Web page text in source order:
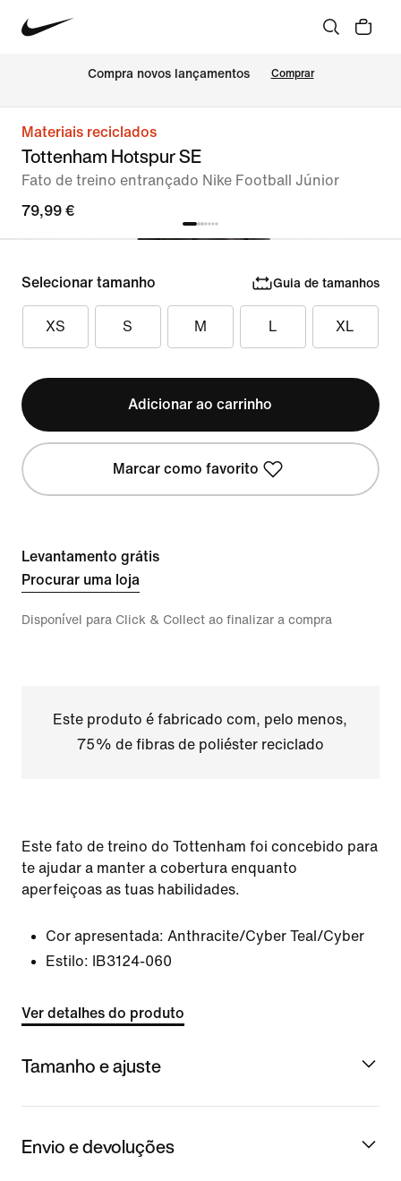
Compra novos lançamentos Comprar
Materiais reciclados
Tottenham Hotspur SE
Fato de treino entrançado Nike Football Júnior
79,99 €
Selecionar tamanho Guia de tamanhos
XS S M L XL
Adicionar ao carrinho
Marcar como favorito
Levantamento grátis
Procurar uma loja
Disponível para Click & Collect ao finalizar a compra
Este produto é fabricado com, pelo menos,
75% de fibras de poliéster reciclado
Este fato de treino do Tottenham foi concebido para
te ajudar a manter a cobertura enquanto
aperfeiçoas as tuas habilidades.
Cor apresentada: Anthracite/Cyber Teal/Cyber
Estilo:
IB3124-060
Ver detalhes do produto
Tamanho e ajuste
Envio e devoluções